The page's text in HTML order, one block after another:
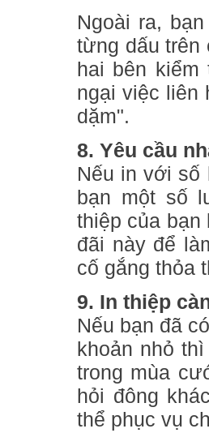
Ngoài ra,
từng dấu trên
hai bên
ngại việc liên
dặm".
8. Yêu cầu
Nếu in với số
bạn một số
thiệp của
đãi này để
cố gắng thỏa
9. In thiệp
Nếu bạn đã
khoản nhỏ
trong mùa
hỏi đông
thể phục vụ